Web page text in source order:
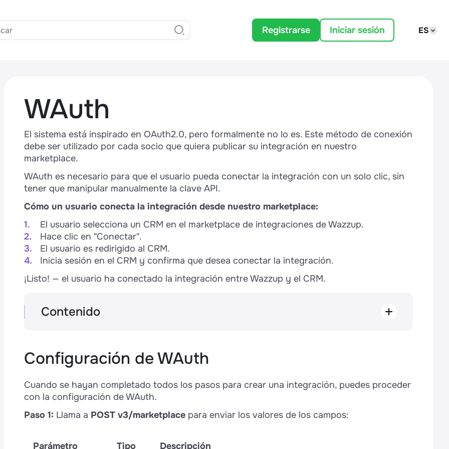
Registrarse Iniciar sesión ES
WAuth
El sistema está inspirado en OAuth2.0, pero formalmente no lo es. Este método de conexión
debe ser utilizado por cada socio que quiera publicar su integración en nuestro
marketplace.
WAuth es necesario para que el usuario pueda conectar la integración con un solo clic, sin
tener que manipular manualmente la clave API.
Cómo un usuario conecta la integración desde nuestro marketplace:
El usuario selecciona un CRM en el marketplace de integraciones de Wazzup.
Hace clic en "Conectar".
El usuario es redirigido al CRM.
Inicia sesión en el CRM y confirma que desea conectar la integración.
¡Listo! — el usuario ha conectado la integración entre Wazzup y el CRM.
Contenido
Conexión de la integración alojada en el Marketplace mediante WAuth
Cargando parámetros de Wauth
Cargar el nombre y el logotipo de la integración
Configuración de WAuth
Cuando se hayan completado todos los pasos para crear una integración, puedes proceder
con la configuración de WAuth.
Paso 1: Llama a POST v3/marketplace para enviar los valores de los campos:
Parámetro Tipo Descripción